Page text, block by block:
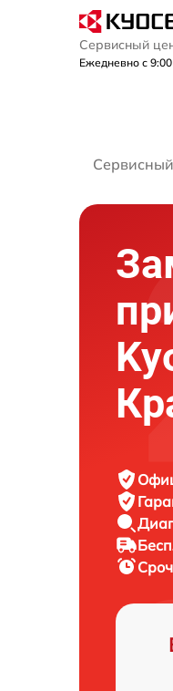
Сервисный
Ежедневно с